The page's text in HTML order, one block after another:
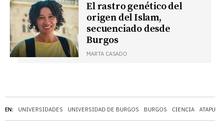
EN: UNIVERSIDADES UNIVERSIDAD DE BURGOS BURGOS CIENCIA
El rastro genético del
origen del Islam,
secuenciado desde
Burgos
MARTA CASADO